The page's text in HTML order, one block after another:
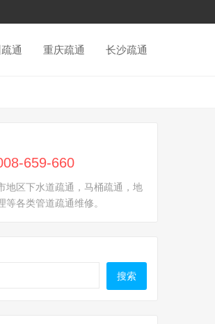
通 重庆疏通 长沙疏通
659-660
地区下水道疏通，马桶疏通，地
各类管道疏通维修。
搜索